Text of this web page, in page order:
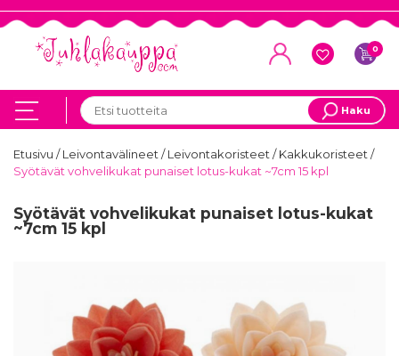
0
Haku
Etusivu /Leivontavälineet/Leivontakoristeet/Kakkukoristeet/
Syötävät vohvelikukat punaiset lotus-kukat ~7cm 15 kpl
Syötävät vohvelikukat punaiset lotus-kukat
~7cm 15 kpl